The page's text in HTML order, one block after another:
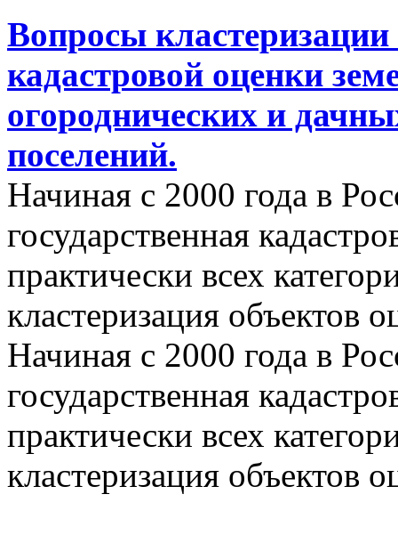
Вопросы кластеризации
кадастровой оценки
огороднических и
поселений.
Начиная с 2000 года в
государственная
практически всех
кластеризация объектов
Начиная с 2000 года в
государственная
практически всех
кластеризация объектов